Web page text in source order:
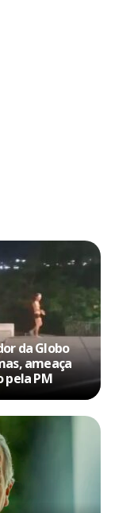
da Globo
ameaça
pela PM